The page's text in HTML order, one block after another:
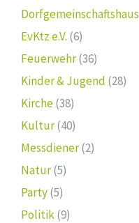
Dorfgemeinschaftshaus
EvKtz e.V. (6)
Feuerwehr(36)
Kinder & Jugend (28)
Kirche(38)
Kultur(40)
Messdiener(2)
Natur(5)
Party(5)
Politik(9)